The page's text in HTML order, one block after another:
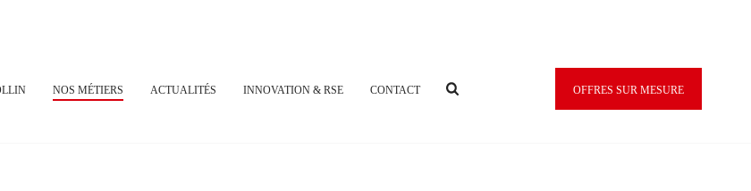
NOS MÉTIERS ACTUALITÉS INNOVATION & RSE CONTACT OFFRES SUR MESURE